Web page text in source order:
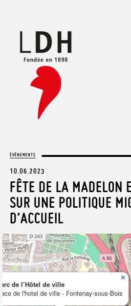
ÉVÈNEMENTS
10.06.2023
FÊTE DE LA MADELON
SUR UNE POLITIQUE
D’ACCUEIL
de l’Hôtel de ville
de l'hotel de ville - Fontenay-sous-Bois
×